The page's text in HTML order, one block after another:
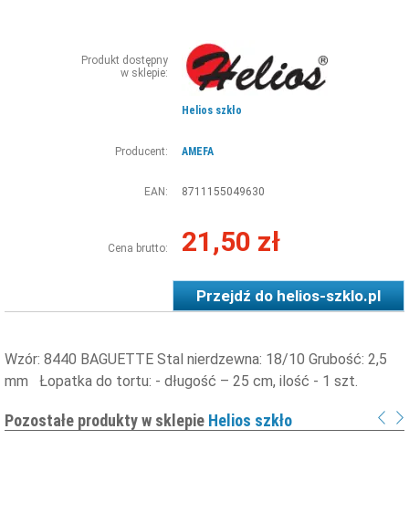
Produkt dostępny
w sklepie:
Helios szkło
Producent: AMEFA
EAN: 8711155049630
Cena brutto: 21,50 zł
Przejdź dohelios-szklo.pl
Wzór: 8440 BAGUETTE Stal nierdzewna: 18/10 Grubość: 2,5
mm Łopatka do tortu: - długość – 25 cm, ilość - 1 szt.
Pozostałe produkty w sklepie Helios szkło